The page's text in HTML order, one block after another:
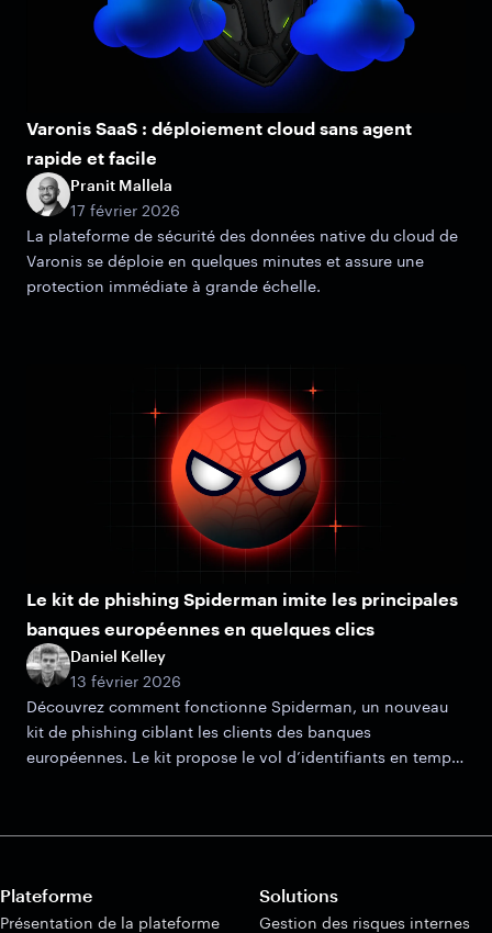
Varonis SaaS : déploiement cloud sans agent
rapide et facile
Pranit Mallela
17 février 2026
La plateforme de sécurité des données native du cloud de
Varonis se déploie en quelques minutes et assure une
protection immédiate à grande échelle.
Le kit de phishing Spiderman imite les principales
banques européennes en quelques clics
Daniel Kelley
13 février 2026
Découvrez comment fonctionne Spiderman, un nouveau
kit de phishing ciblant les clients des banques
européennes. Le kit propose le vol d’identifiants en temps
Plateforme
Présentation de la plateforme
Solutions
Gestion des risques internes